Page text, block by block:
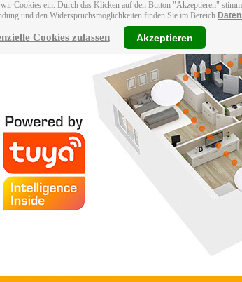
Cookies ein. Durch das Klicken auf den Button "Akzeptieren"
und den Widerspruchsmöglichkeiten finden Sie im Bereich
Cookies zulassen Akzeptieren